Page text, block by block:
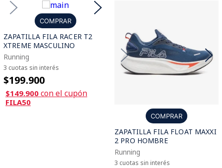
COMPRAR
ZAPATILLA FILA RACER T2
XTREME MASCULINO
Running
3 cuotas sin interés
$199.900
$149.900 con el cupón
FILA50
COMPRAR
ZAPATILLA FILA FLOAT MAXXI
2 PRO HOMBRE
Running
3 cuotas sin interés